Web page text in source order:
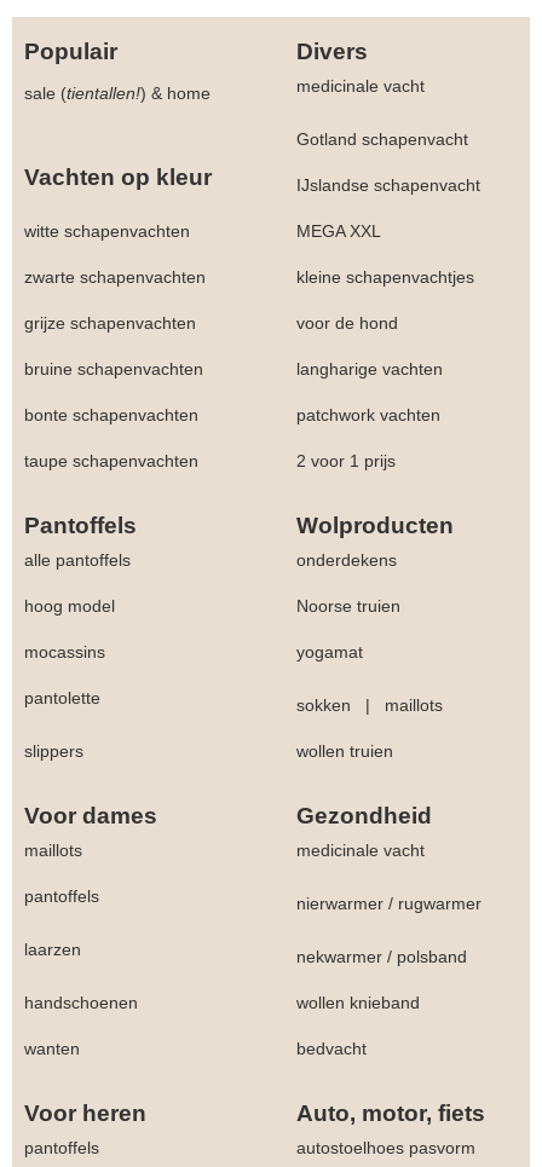
Populair Divers
sale (tientallen!) & home medicinale vacht
Gotland schapenvacht
Vachten op kleur IJslandse schapenvacht
witte schapenvachten MEGA XXL
zwarte schapenvachten kleine schapenvachtjes
grijze schapenvachten voor de hond
bruine schapenvachten langharige vachten
bonte schapenvachten patchwork vachten
taupe schapenvachten 2 voor 1 prijs
Pantoffels Wolproducten
alle pantoffels onderdekens
hoog model Noorse truien
mocassins yogamat
pantolette sokken | maillots
slippers wollen truien
Voor dames Gezondheid
maillots medicinale vacht
pantoffels nierwarmer / rugwarmer
laarzen nekwarmer / polsband
handschoenen wollen knieband
wanten bedvacht
Voor heren Auto, motor, fiets
pantoffels autostoelhoes pasvorm